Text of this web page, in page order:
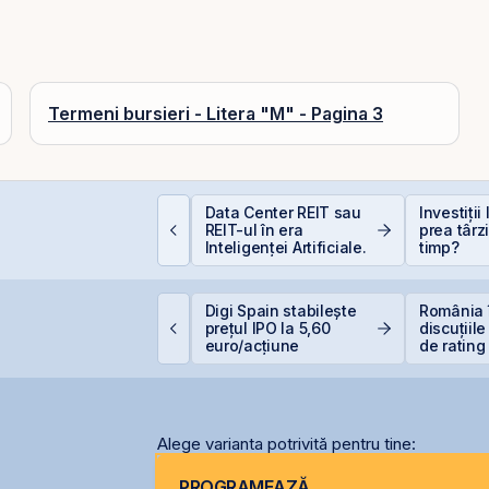
Termeni bursieri - Litera "M" - Pagina 3
Data Center REIT sau
REIT-ul în era
Inteligenței Artificiale.
Investiții
prea
timp?
Digi Spain stabilește
prețul IPO la 5,60
euro/acțiune
România
de
Alege varianta potrivită pentru tine: